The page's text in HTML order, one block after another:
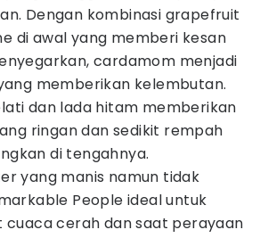
Dengan kombinasi grapefruit
di awal yang memberi kesan
cardamom menjadi
memberikan kelembutan.
dan lada hitam memberikan
ringan dan sedikit rempah
di tengahnya.
yang manis namun tidak
People ideal untuk
cuaca cerah dan saat perayaan